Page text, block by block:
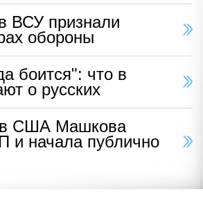
ВСУ признали
обороны
боится": что в
о русских
США Машкова
и начала публично